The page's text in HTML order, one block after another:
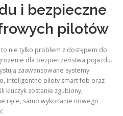
i bezpieczne
pilotów
nie tylko problem z dostępem do
dla bezpieczeństwa pojazdu.
zaawansowane systemy
inteligentne piloty smart fob oraz
kluczyk zostanie zgubiony,
ręce, samo wykonanie nowego